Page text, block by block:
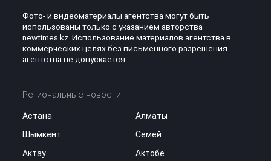
Фото- и видеоматериалы агентства могут быть
использованы только с указанием авторства
newtimes.kz. Использование материалов агентства в
коммерческих целях без письменного разрешения
агентства не допускается.
Региональные новости
Астана
Алматы
Шымкент
Семей
Актау
Актобе